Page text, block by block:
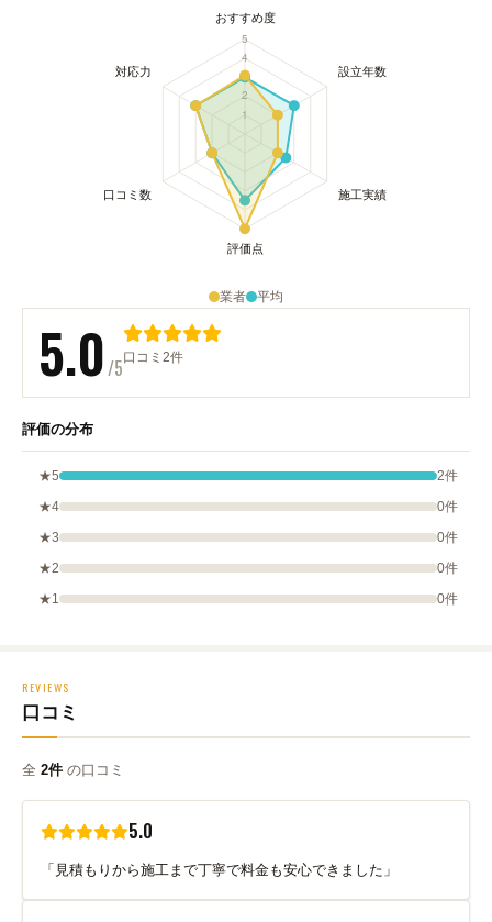
業者 平均
5.0/5口コミ2件
評価の分布
★5
2件
★4
0件
★3
0件
★2
0件
★1
0件
REVIEWS
口コミ
全 2件 の口コミ
5.0
「見積もりから施工まで丁寧で料金も安心できました」